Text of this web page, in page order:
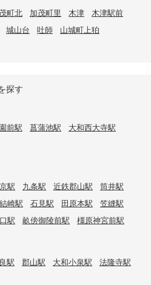
町北 加茂町里 木津
木津駅前
城山台 吐師
山城町上狛
探す
前駅 菖蒲池駅
大和西大寺駅
駅 九条駅 近鉄郡山駅
筒井駅
結崎駅 石見駅 田原本駅
笠縫駅
駅 畝傍御陵前駅 橿原神宮前駅
駅 郡山駅 大和小泉駅
法隆寺駅